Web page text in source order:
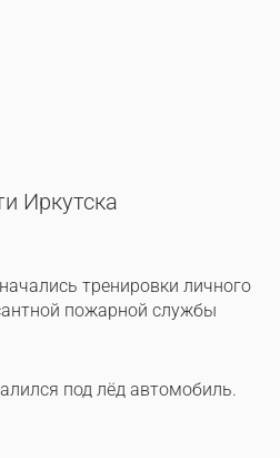
Иркутска
тренировки личного
пожарной службы
под лёд автомобиль.